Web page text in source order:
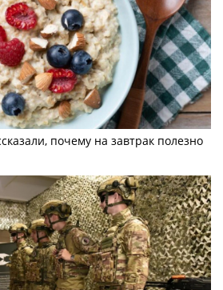
почему на завтрак полезно